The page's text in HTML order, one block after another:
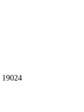
19024